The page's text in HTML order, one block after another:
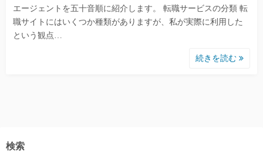
エージェントを五十音順に紹介します。 転職サービスの分類 転
職サイトにはいくつか種類がありますが、私が実際に利用した
という観点…
続きを読む
検索